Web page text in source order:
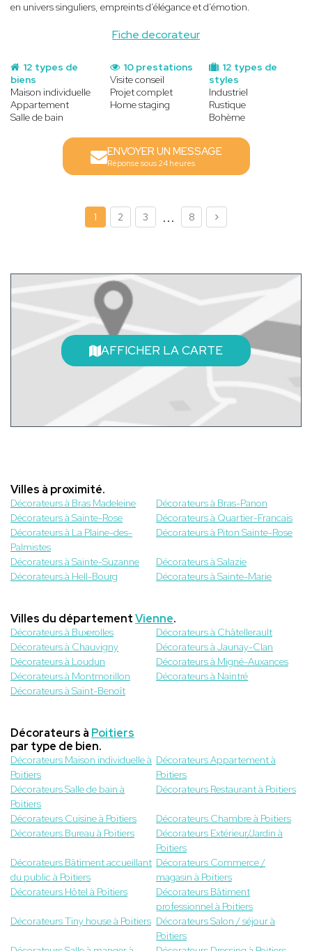
Fiche decorateur
en univers singuliers, empreints d’élégance et d’émotion.
12 types de
biens
Maison individuelle
Appartement
Salle de bain
12 types de
styles
Industriel
Rustique
Bohème
10 prestations
Visite conseil
Projet complet
Home staging
ENVOYER UN MESSAGE
Réponse sous 24 heures
1 2 3 ... 8
AFFICHER LA CARTE
Villes à proximité.
Décorateurs à Bras Madeleine
Décorateurs à Bras-Panon
Décorateurs à Sainte-Rose
Décorateurs à Quartier-Francais
Décorateurs à La Plaine-des-
Palmistes
Décorateurs à Piton Sainte-Rose
Décorateurs à Sainte-Suzanne
Décorateurs à Salazie
Décorateurs à Hell-Bourg
Décorateurs à Sainte-Marie
Villes du départementVienne.
Décorateurs à Buxerolles
Décorateurs à Châtellerault
Décorateurs à Chauvigny
Décorateurs à Jaunay-Clan
Décorateurs à Loudun
Décorateurs à Migné-Auxances
Décorateurs à Montmorillon
Décorateurs à Naintré
Décorateurs à Saint-Benoît
Décorateurs à Poitiers
par type de bien.
Décorateurs Maison individuelle à
Poitiers
Décorateurs Appartement à
Poitiers
Décorateurs Salle de bain à
Poitiers
Décorateurs Restaurant à Poitiers
Décorateurs Cuisine à Poitiers
Décorateurs Chambre à Poitiers
Décorateurs Bureau à Poitiers
Décorateurs Extérieur/Jardin à
Poitiers
Décorateurs Bâtiment accueillant
du public à Poitiers
Décorateurs Commerce /
magasin à Poitiers
Décorateurs Hôtel à Poitiers
Décorateurs Bâtiment
professionnel à Poitiers
Décorateurs Tiny house à Poitiers Décorateurs Salon / séjour à
Poitiers